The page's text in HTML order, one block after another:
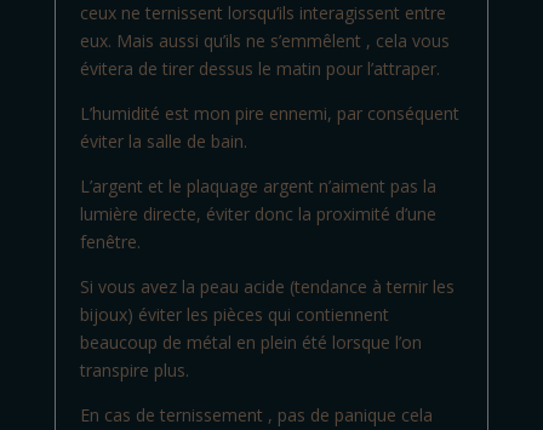
ceux ne ternissent lorsqu’ils interagissent entre
eux. Mais aussi qu’ils ne s’emmêlent , cela vous
évitera de tirer dessus le matin pour l’attraper.
L’humidité est mon pire ennemi, par conséquent
éviter la salle de bain.
L’argent et le plaquage argent n’aiment pas la
lumière directe, éviter donc la proximité d’une
fenêtre.
Si vous avez la peau acide (tendance à ternir les
bijoux) éviter les pièces qui contiennent
beaucoup de métal en plein été lorsque l’on
transpire plus.
En cas de ternissement , pas de panique cela